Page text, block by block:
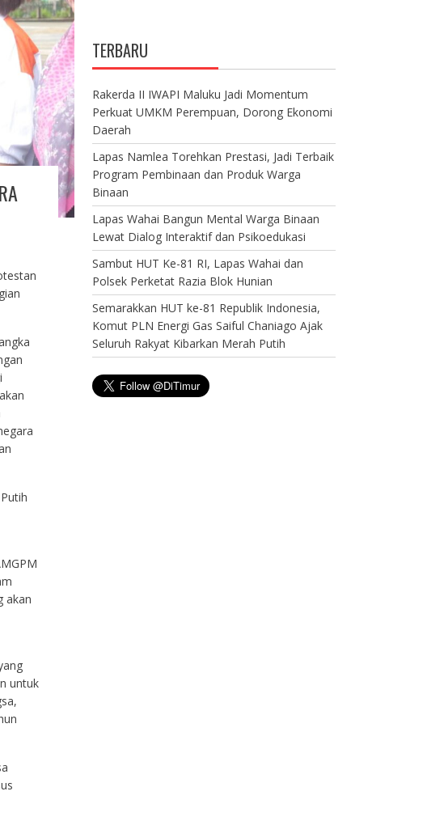
akan
untuk
TERBARU
Rakerda II IWAPI Maluku Jadi Momentum
Perkuat UMKM Perempuan, Dorong Ekonomi
Daerah
Lapas Namlea Torehkan Prestasi, Jadi Terbaik
Program Pembinaan dan Produk Warga
Binaan
Lapas Wahai Bangun Mental Warga Binaan
Lewat Dialog Interaktif dan Psikoedukasi
Sambut HUT Ke-81 RI, Lapas Wahai dan
Polsek Perketat Razia Blok Hunian
Semarakkan HUT ke-81 Republik Indonesia,
Komut PLN Energi Gas Saiful Chaniago Ajak
Seluruh Rakyat Kibarkan Merah Putih